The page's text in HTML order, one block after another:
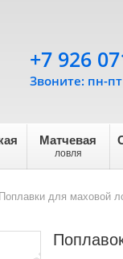
Матчевая
ловля
+7 926
Звоните: пн-
Поплавки для маховой